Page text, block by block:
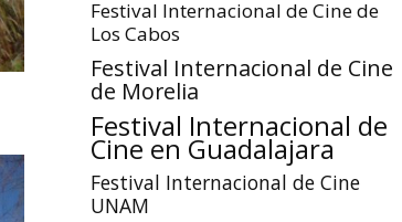
Festival Internacional de Cine de
Los Cabos
Festival Internacional de Cine
de Morelia
Festival Internacional de
Cine en Guadalajara
Festival Internacional de Cine
UNAM